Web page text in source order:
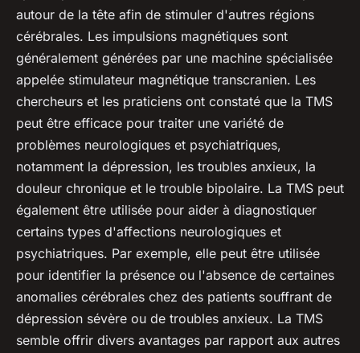
autour de la tête afin de stimuler d'autres régions
cérébrales. Les impulsions magnétiques sont
généralement générées par une machine spécialisée
appelée stimulateur magnétique transcranien. Les
chercheurs et les praticiens ont constaté que la TMS
peut être efficace pour traiter une variété de
problèmes neurologiques et psychiatriques,
notamment la dépression, les troubles anxieux, la
douleur chronique et le trouble bipolaire. La TMS peut
également être utilisée pour aider à diagnostiquer
certains types d'affections neurologiques et
psychiatriques. Par exemple, elle peut être utilisée
pour identifier la présence ou l'absence de certaines
anomalies cérébrales chez des patients souffrant de
dépression sévère ou de troubles anxieux. La TMS
semble offrir divers avantages par rapport aux autres